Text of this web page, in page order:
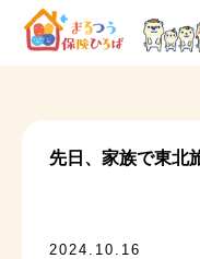
先日、家族で東北
2024.10.16